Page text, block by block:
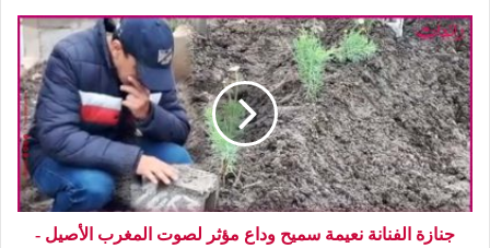
جنازة الفنانة نعيمة سميح وداع مؤثر لصوت المغرب الأصيل -